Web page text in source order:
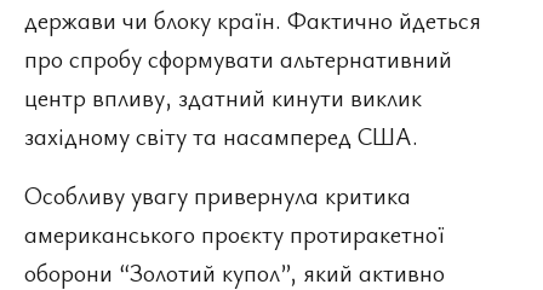
держави чи блоку країн. Фактично йдеться
про спробу сформувати альтернативний
центр впливу, здатний кинути виклик
західному світу та насамперед США.
Особливу увагу привернула критика
американського проєкту протиракетної
оборони “Золотий купол”, який активно